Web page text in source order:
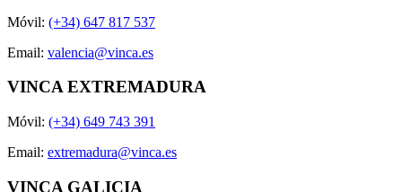
Móvil: (+34) 647 817 537
Email: valencia@vinca.es
VINCA EXTREMADURA
Móvil: (+34) 649 743 391
Email: extremadura@vinca.es
VINCA GALICIA